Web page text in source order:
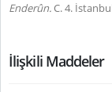
Enderûn.C. 4.
İlişkili Maddeler